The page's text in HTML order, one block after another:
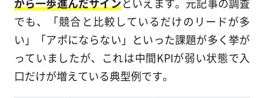
でも、「競合と比較しているだけのリードが多
い」「アポにならない」といった課題が多く挙が
っていましたが、これは中間KPIが弱い状態で入
口だけが増えている典型例です。